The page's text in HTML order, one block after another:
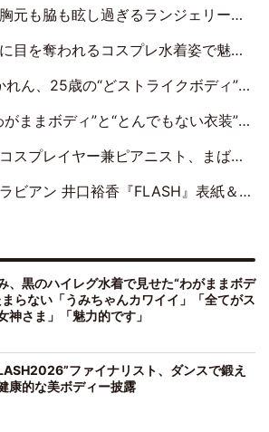
ジェリー＆ビキニ姿を披露「なしこたそ最強」「セクシーでゴージャスで大きなボリューム」
レ水着姿で魅了「群を抜く美しさと華やかさ」「えなこりんの千咲は破壊力がスゴい」
ストライクボディ”をバリで解禁 169cmモデル体形で挑む初の本格グラビア
もない衣装”で誘惑「パーフェクトなスタイル」「くびれがステキ」「やみつきになるボディ」
ヤー兼ピアニスト、まばゆいばかりのグラビアショット
アン 井口裕香『FLASH』表紙＆巻頭を飾る
、黒のハイレグ水着で見せた“わがままボデ
まらない「うみちゃんカワイイ」「全てがス
神さま」「魅力的です」
ファイナリスト、ダンスで鍛え
康的な美ボディー披露